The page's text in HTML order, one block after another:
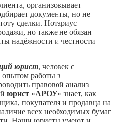
организовывает
документы, но не
сделки. Нотариус
но также не обязан
надёжности и честности
юрист, человек с
опытом работы в
правовой анализ
юрист «АРОУ» знает, как
покупателя и продавца на
всех необходимых бумаг
Наши юристы умеют и